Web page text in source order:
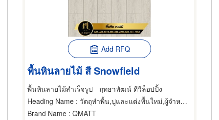
Add RFQ
พื้นหินลายไม้ สี Snowfield
พื้นหินลายไม้สำเร็จรูป - ฤทธาพัฒน์ ดีวีล็อปปิ้ง
Heading Name : วัตถุทำพื้น,ปูและแต่งพื้นใหม่,ผู้จำหน่ายและรับเหมาปูวัสดุปูพื้น
Brand Name : QMATT